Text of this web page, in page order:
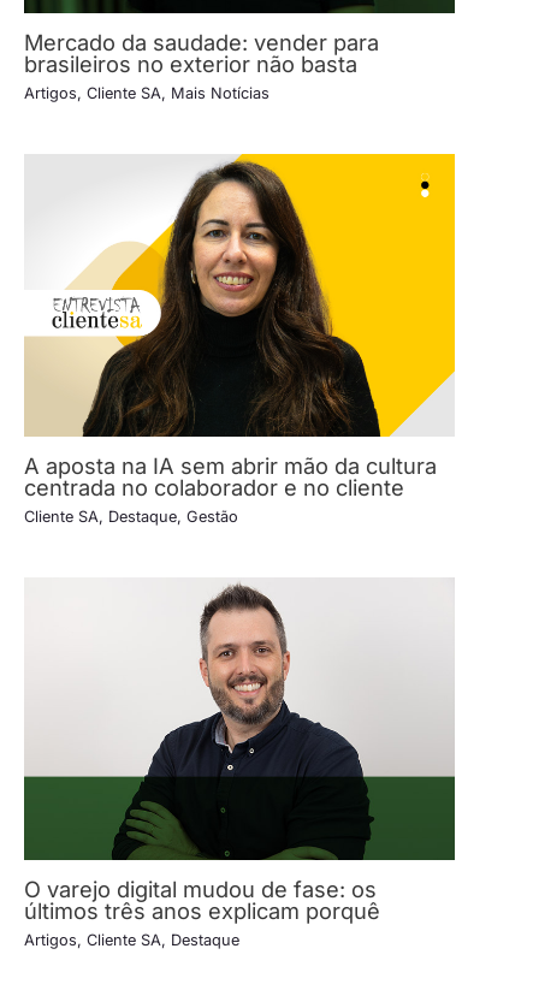
Mercado da saudade: vender para
brasileiros no exterior não basta
Artigos, Cliente SA, Mais Notícias
A aposta na IA sem abrir mão da cultura
centrada no colaborador e no cliente
Cliente SA, Destaque, Gestão
O varejo digital mudou de fase: os
últimos três anos explicam porquê
Artigos, Cliente SA, Destaque